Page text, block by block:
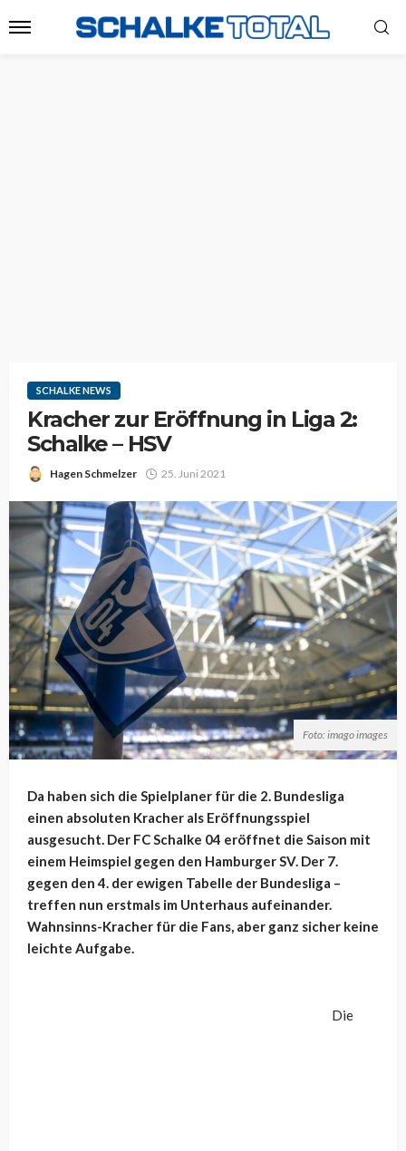
SCHALKE NEWS
Kracher zur Eröffnung in Liga 2:
Schalke – HSV
Hagen Schmelzer 25. Juni 2021
Foto: imago images
Da haben sich die Spielplaner für die 2. Bundesliga
einen absoluten Kracher als Eröffnungsspiel
ausgesucht. Der FC Schalke 04 eröffnet die Saison mit
einem Heimspiel gegen den Hamburger SV. Der 7.
gegen den 4. der ewigen Tabelle der Bundesliga –
treffen nun erstmals im Unterhaus aufeinander.
Wahnsinns-Kracher für die Fans, aber ganz sicher keine
leichte Aufgabe.
Die